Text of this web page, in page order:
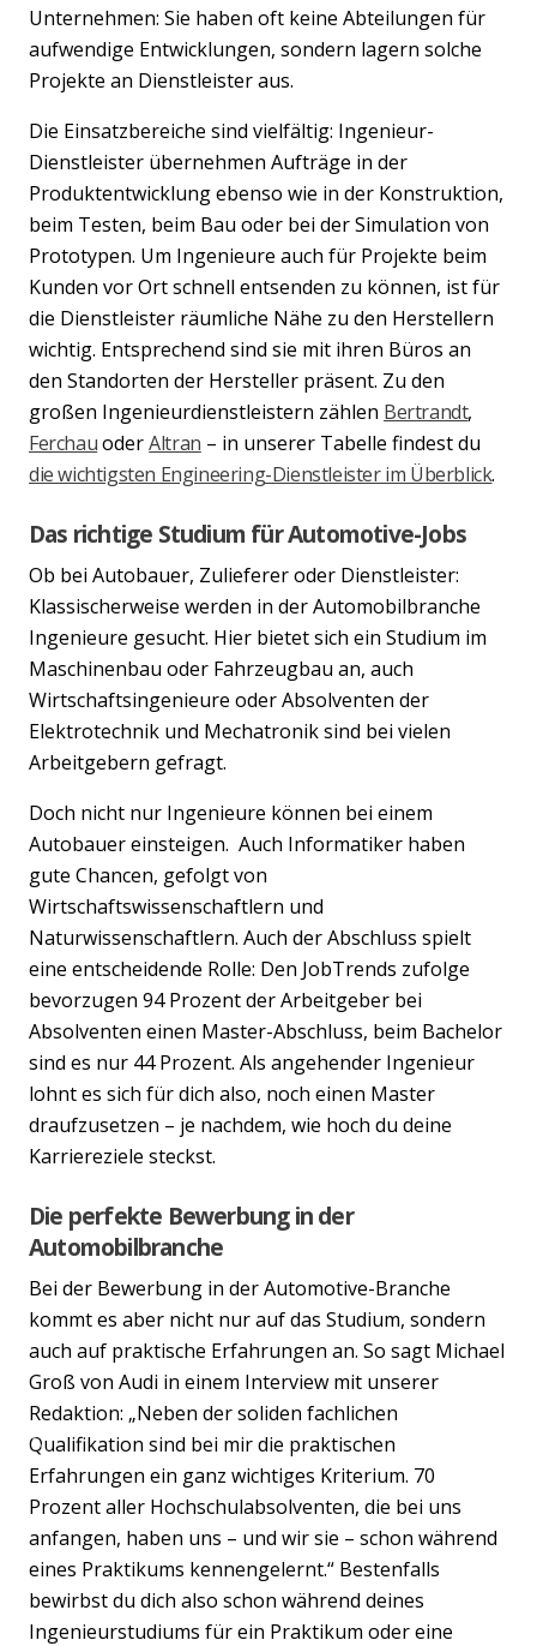
Previous
Unternehmen: Sie haben oft keine Abteilungen für
aufwendige Entwicklungen, sondern lagern solche
Projekte an Dienstleister aus.
Die Einsatzbereiche sind vielfältig: Ingenieur-
Dienstleister übernehmen Aufträge in der
Produktentwicklung ebenso wie in der Konstruktion,
beim Testen, beim Bau oder bei der Simulation von
Prototypen. Um Ingenieure auch für Projekte beim
Kunden vor Ort schnell entsenden zu können, ist für
die Dienstleister räumliche Nähe zu den Herstellern
wichtig. Entsprechend sind sie mit ihren Büros an
den Standorten der Hersteller präsent. Zu den
großen Ingenieurdienstleistern zählen Bertrandt,
FerchauoderAltran – in unserer Tabelle findest du
die wichtigsten Engineering-Dienstleister im Überblick.
Das richtige Studium für Automotive-Jobs
Ob bei Autobauer, Zulieferer oder Dienstleister:
Klassischerweise werden in der Automobilbranche
Ingenieure gesucht. Hier bietet sich ein Studium im
Maschinenbau oder Fahrzeugbau an, auch
Wirtschaftsingenieure oder Absolventen der
Elektrotechnik und Mechatronik sind bei vielen
Arbeitgebern gefragt.
Doch nicht nur Ingenieure können bei einem
Autobauer einsteigen. Auch Informatiker haben
gute Chancen, gefolgt von
Wirtschaftswissenschaftlern und
Naturwissenschaftlern. Auch der Abschluss spielt
eine entscheidende Rolle: Den JobTrends zufolge
bevorzugen 94 Prozent der Arbeitgeber bei
Absolventen einen Master-Abschluss, beim Bachelor
sind es nur 44 Prozent. Als angehender Ingenieur
lohnt es sich für dich also, noch einen Master
draufzusetzen – je nachdem, wie hoch du deine
Karriereziele steckst.
Die perfekte Bewerbung in der
Automobilbranche
Bei der Bewerbung in der Automotive-Branche
kommt es aber nicht nur auf das Studium, sondern
auch auf praktische Erfahrungen an. So sagt Michael
Groß von Audi in einem Interview mit unserer
Redaktion: „Neben der soliden fachlichen
Qualifikation sind bei mir die praktischen
Erfahrungen ein ganz wichtiges Kriterium. 70
Prozent aller Hochschulabsolventen, die bei uns
anfangen, haben uns – und wir sie – schon während
eines Praktikums kennengelernt.“ Bestenfalls
bewirbst du dich also schon während deines
Ingenieurstudiums für ein Praktikum oder eine